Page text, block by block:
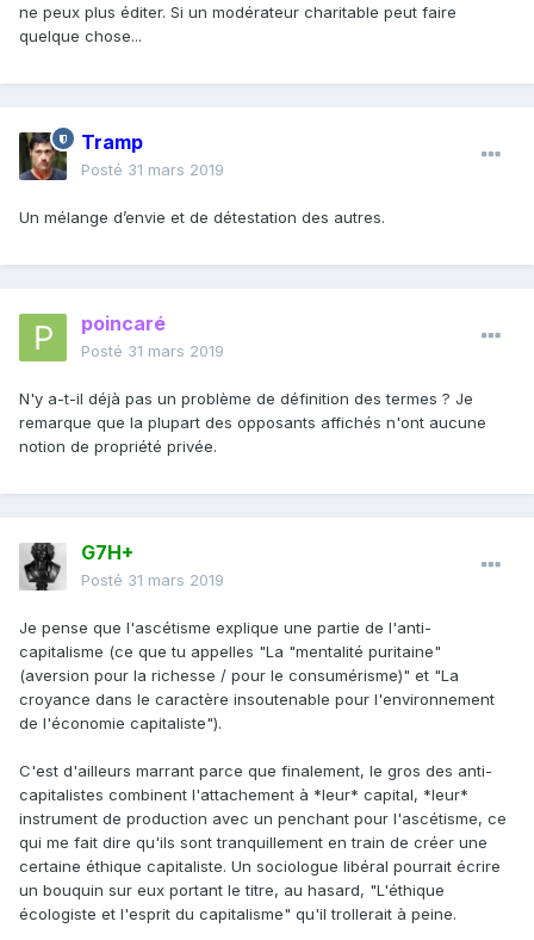
ne peux plus éditer. Si un modérateur charitable peut faire
quelque chose...
Tramp
Posté 31 mars 2019
Un mélange d’envie et de détestation des autres.
poincaré
Posté 31 mars 2019
N'y a-t-il déjà pas un problème de définition des termes ? Je
remarque que la plupart des opposants affichés n'ont aucune
notion de propriété privée.
G7H+
Posté 31 mars 2019
Je pense que l'ascétisme explique une partie de l'anti-
capitalisme (ce que tu appelles "La "mentalité puritaine"
(aversion pour la richesse / pour le consumérisme)" et "La
croyance dans le caractère insoutenable pour l'environnement
de l'économie capitaliste").
C'est d'ailleurs marrant parce que finalement, le gros des anti-
capitalistes combinent l'attachement à *leur* capital, *leur*
instrument de production avec un penchant pour l'ascétisme, ce
qui me fait dire qu'ils sont tranquillement en train de créer une
certaine éthique capitaliste. Un sociologue libéral pourrait écrire
un bouquin sur eux portant le titre, au hasard, "L'éthique
écologiste et l'esprit du capitalisme" qu'il trollerait à peine.